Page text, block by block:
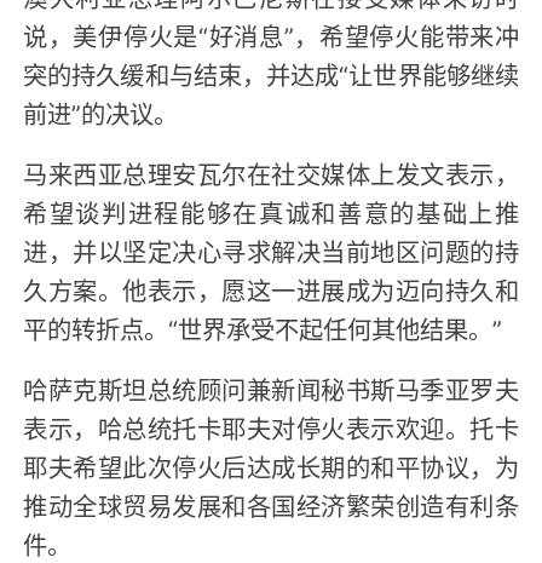
说，美伊停火是“好消息”，希望停火能带来冲
突的持久缓和与结束，并达成“让世界能够继续
前进”的决议。
马来西亚总理安瓦尔在社交媒体上发文表示，
希望谈判进程能够在真诚和善意的基础上推
进，并以坚定决心寻求解决当前地区问题的持
久方案。他表示，愿这一进展成为迈向持久和
平的转折点。“世界承受不起任何其他结果。”
哈萨克斯坦总统顾问兼新闻秘书斯马季亚罗夫
表示，哈总统托卡耶夫对停火表示欢迎。托卡
耶夫希望此次停火后达成长期的和平协议，为
推动全球贸易发展和各国经济繁荣创造有利条
件。